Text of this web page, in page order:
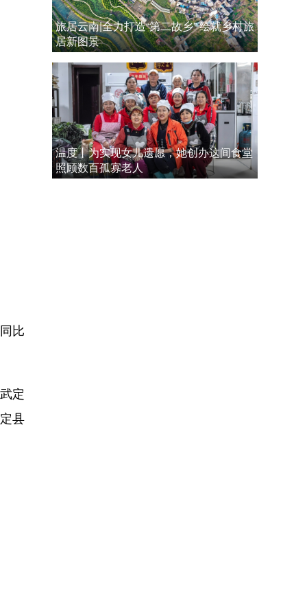
比
定
县
旅居云南|全力打造“第二故乡” 绘就乡村旅
居新图景
温度丨为实现女儿遗愿，她创办这间食堂
照顾数百孤寡老人